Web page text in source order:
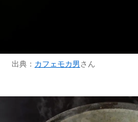
出典： カフェモカ男さん